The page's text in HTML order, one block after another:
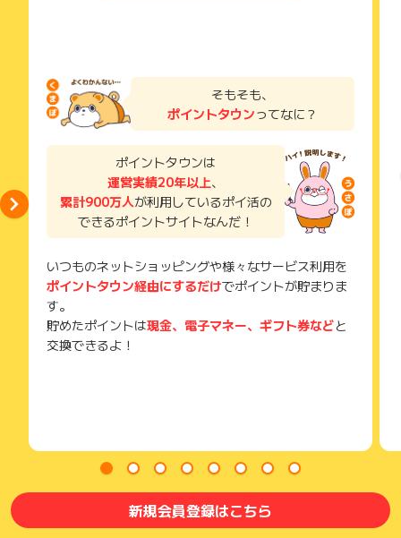
読みください。
お申し込みやお買い物後、利用したサイトから送られる購入完
獲得待ち・獲得失敗の状態でお問い合わせされる際に、該当の
メールを送っていただく場合がございます。
そのため、紛失・破棄された場合は対応いたしかねますので、
ご注意ください。
広告に遷移しない場合は掲載が終了となっておりポイントが獲
得できませんので、ご注意くださいませ。
※キャンセル・不備・いたずら・商品受取拒否及び不着、返品の
場合はポイント獲得対象外です。
そもそも、
ポイントタウンってなに？
ポイントタウンは
運営実績20年以上、
累計900万人が利用しているポイ活の
できるポイントサイトなんだ！
いつものネットショッピングや様々なサービス利用を
ポイントタウン経由にするだけでポイントが貯まりま
す。
貯めたポイントは現金、電子マネー、ギフト券などと
交換できるよ！
新規会員登録はこちら